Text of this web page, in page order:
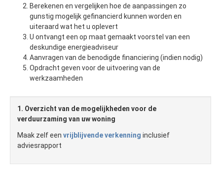
Berekenen en vergelijken hoe de aanpassingen zo
gunstig mogelijk gefinancierd kunnen worden en
uiteraard wat het u oplevert
U ontvangt een op maat gemaakt voorstel van een
deskundige energieadviseur
Aanvragen van de benodigde financiering (indien nodig)
Opdracht geven voor de uitvoering van de
werkzaamheden
1. Overzicht van de mogelijkheden voor de
verduurzaming van uw woning
Maak zelf een vrijblijvende verkenning inclusief
adviesrapport